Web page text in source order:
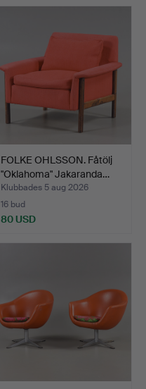
FOLKE OHLSSON. Fåtölj
"Oklahoma" Jakaranda…
Klubbades 5 aug 2026
16 bud
80 USD